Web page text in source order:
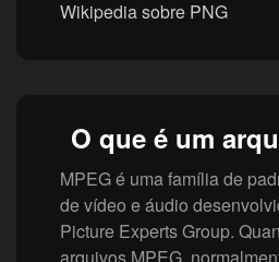
Wikipedia sobre PNG
O que é um
MPEG é uma família de
de vídeo e áudio
Picture Experts Group.